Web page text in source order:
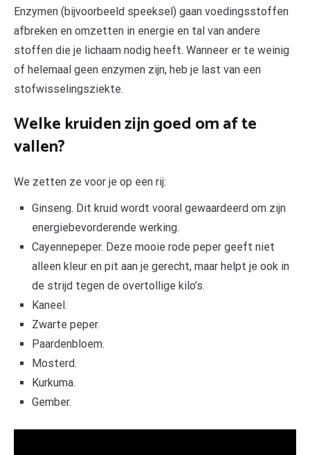
Enzymen (bijvoorbeeld speeksel) gaan voedingsstoffen
afbreken en omzetten in energie en tal van andere
stoffen die je lichaam nodig heeft. Wanneer er te weinig
of helemaal geen enzymen zijn, heb je last van een
stofwisselingsziekte.
Welke kruiden zijn goed om af te
vallen?
We zetten ze voor je op een rij:
Ginseng. Dit kruid wordt vooral gewaardeerd om zijn
energiebevorderende werking.
Cayennepeper. Deze mooie rode peper geeft niet
alleen kleur en pit aan je gerecht, maar helpt je ook in
de strijd tegen de overtollige kilo’s.
Kaneel.
Zwarte peper.
Paardenbloem.
Mosterd.
Kurkuma.
Gember.